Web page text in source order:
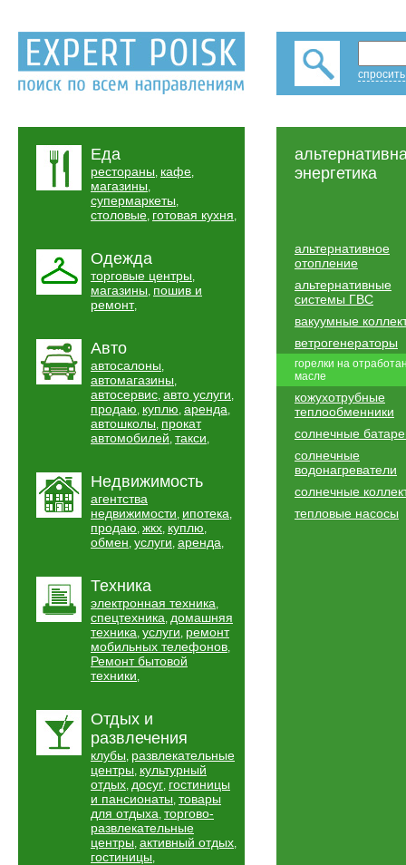
Еда
рестораны, кафе,
магазины,
супермаркеты,
столовые, готовая кухня,
Одежда
торговые центры,
магазины, пошив и
ремонт,
Авто
автосалоны,
автомагазины,
автосервис, авто услуги,
продаю, куплю, аренда,
автошколы, прокат
автомобилей, такси,
Недвижимость
агентства
недвижимости, ипотека,
продаю, жкх, куплю,
обмен, услуги, аренда,
Техника
электронная техника,
спецтехника, домашняя
техника, услуги, ремонт
мобильных телефонов,
Ремонт бытовой
техники,
Отдых и
развлечения
клубы, развлекательные
центры, культурный
отдых, досуг, гостиницы
и пансионаты, товары
для отдыха, торгово-
развлекательные
центры, активный отдых,
гостиницы,
энергетика
альтернативное
отопление
альтернативные
системы ГВС
вакуумные
ветрогенераторы
горелки на
масле
кожухотрубные
теплообменники
солнечные
солнечные
водонагреватели
солнечные
тепловые насосы